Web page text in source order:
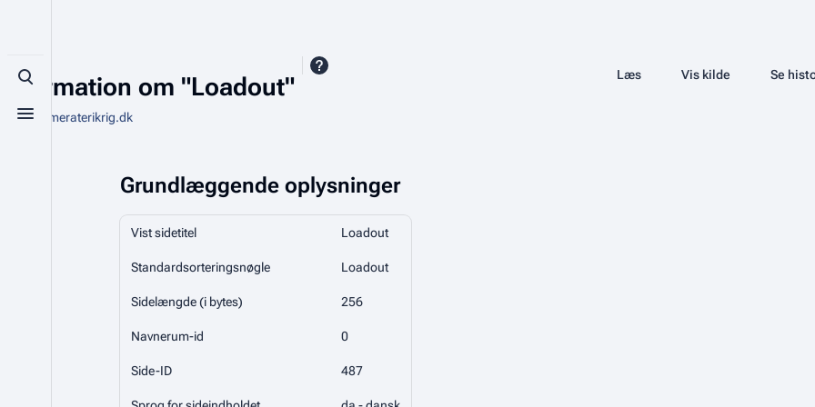
Toggle search
Toggle menu
Information om "Loadout"
Fra Kammeraterikrig.dk
Visninger
Læs Vis kilde Se
Grundlæggende oplysninger
Vist sidetitel Loadout
Standardsorteringsnøgle Loadout
Sidelængde (i bytes) 256
Navnerum-id 0
Side-ID 487